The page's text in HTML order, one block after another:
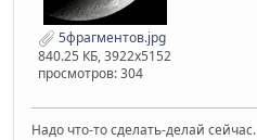
5фрагментов.jpg
840.25 КБ, 3922x5152
просмотров: 304
Надо что-то сделать-делай сейчас.